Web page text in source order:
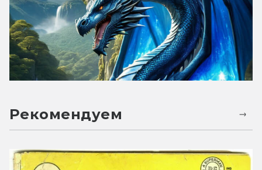
Рекомендуем